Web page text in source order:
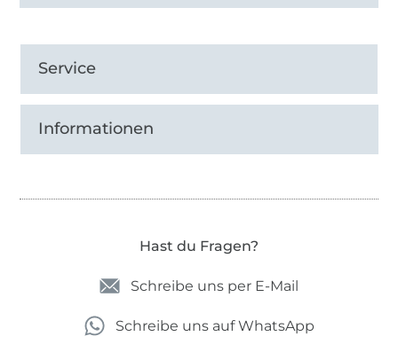
Service
Informationen
Hast du Fragen?
Schreibe uns per E-Mail
Schreibe uns auf WhatsApp